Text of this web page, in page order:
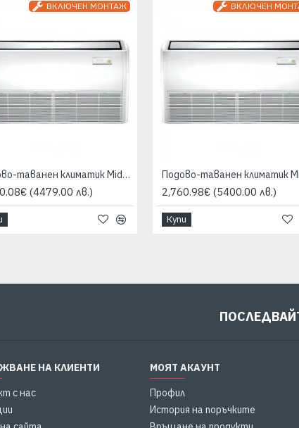
ВКЛЮЧЕН МОНТАЖ
Подово-таванен климатик Midea MUE-36HRFNX-QRD0W/MOD30U-36HFN8-RRD0W, 36000 BTU, Клас A++
(4479.00 лв.)
ВКЛЮЧЕН
2,760.98€(5400.00 лв.)
Купи
НА КЛИЕНТИ
с нас
МОЯТ АКАУНТ
Профил
История на поръчките